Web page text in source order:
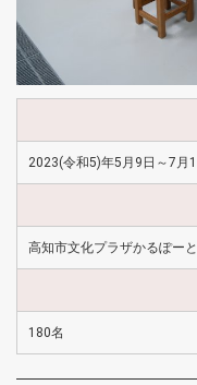
2023(令和5)年5月9日～7月
高知市文化プラザかるぽー
180名